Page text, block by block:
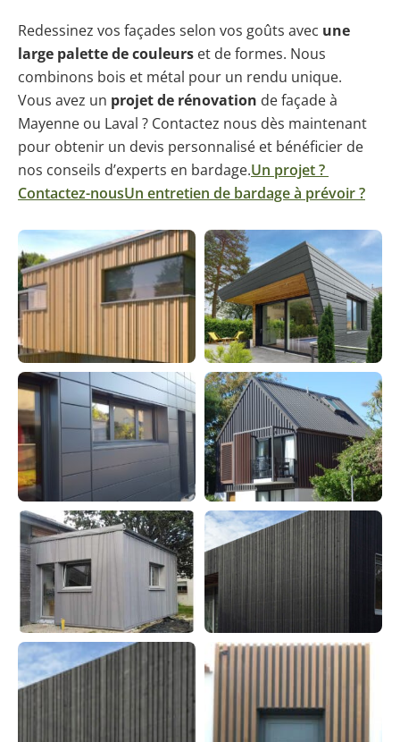
Redessinez vos façades selon vos goûts avec une
large palette de couleurs et de formes. Nous
combinons bois et métal pour un rendu unique.
Vous avez un projet de rénovation de façade à
Mayenne ou Laval ? Contactez nous dès maintenant
pour obtenir un devis personnalisé et bénéficier de
nos conseils d’experts en bardage.Un projet ?
Contactez-nousUn entretien de bardage à prévoir ?